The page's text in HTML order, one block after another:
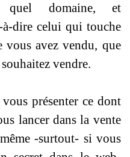
quel domaine, et
celui qui touche
vous avez vendu, que
vendre.
présenter ce dont
lancer dans la vente
‐surtout‐ si vous